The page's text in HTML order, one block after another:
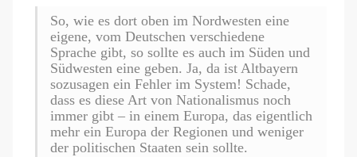
So, wie es dort oben im Nordwesten eine
eigene, vom Deutschen verschiedene
Sprache gibt, so sollte es auch im Süden und
Südwesten eine geben. Ja, da ist Altbayern
sozusagen ein Fehler im System! Schade,
dass es diese Art von Nationalismus noch
immer gibt – in einem Europa, das eigentlich
mehr ein Europa der Regionen und weniger
der politischen Staaten sein sollte.